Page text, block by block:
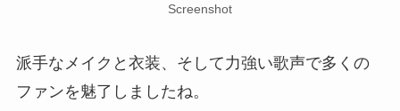
Screenshot
派手なメイクと衣装、そして力強い歌声で多くの
ファンを魅了しましたね。